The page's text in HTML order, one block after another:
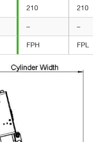
210 210
– –
FPH FPL